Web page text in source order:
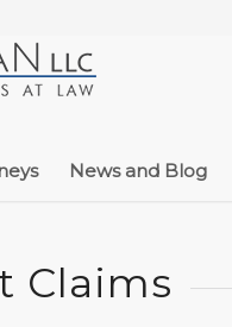
News and Blog
Claims